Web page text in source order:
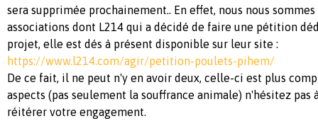
sera supprimée prochainement.. En effet, nous nous
associations dont L214 qui a décidé de faire une pétition
projet, elle est dés à présent disponible sur leur site :
https://www.l214.com/agir/petition-poulets-pihem/
De ce fait, il ne peut n'y en avoir deux, celle-ci est plus
aspects (pas seulement la souffrance animale) n'hésitez
réitérer votre engagement.